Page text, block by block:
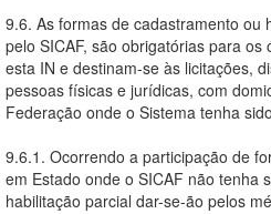
9.6. As formas de cadastramento ou
pelo SICAF, são obrigatórias para
esta IN e destinam-se às licitações,
pessoas físicas e jurídicas, com
Federação onde o Sistema tenha
9.6.1. Ocorrendo a participação de
em Estado onde o SICAF não tenha
habilitação parcial dar-se-ão pelos